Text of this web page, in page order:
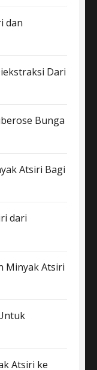
dan
Dari
Bunga
Atsiri Bagi
dari
Minyak Atsiri
Atsiri ke